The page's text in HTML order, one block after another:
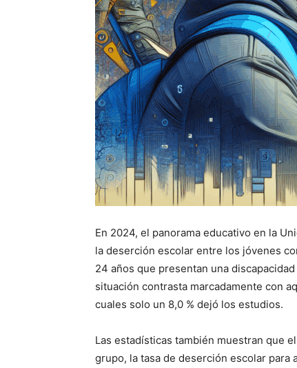
En 2024, el panorama educativo en la
la deserción escolar entre los jóvenes
24 años que presentan una
situación contrasta marcadamente con
cuales solo un 8,0 % dejó los estudios.
Las estadísticas también muestran que
grupo, la tasa de deserción escolar para